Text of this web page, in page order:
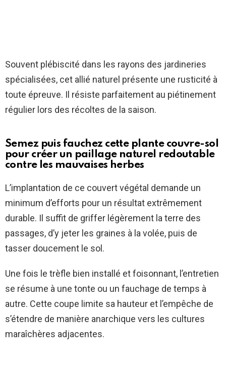
Souvent plébiscité dans les rayons des jardineries
spécialisées, cet allié naturel présente une rusticité à
toute épreuve. Il résiste parfaitement au piétinement
régulier lors des récoltes de la saison.
Semez puis fauchez cette plante couvre-sol
pour créer un paillage naturel redoutable
contre les mauvaises herbes
L’implantation de ce couvert végétal demande un
minimum d’efforts pour un résultat extrêmement
durable. Il suffit de griffer légèrement la terre des
passages, d’y jeter les graines à la volée, puis de
tasser doucement le sol.
Une fois le trèfle bien installé et foisonnant, l’entretien
se résume à une tonte ou un fauchage de temps à
autre. Cette coupe limite sa hauteur et l’empêche de
s’étendre de manière anarchique vers les cultures
maraîchères adjacentes.